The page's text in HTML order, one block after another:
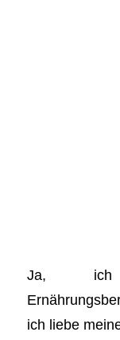
Ja, ich
ich liebe